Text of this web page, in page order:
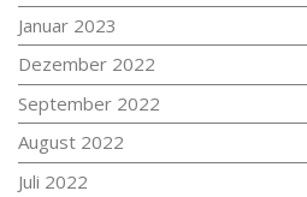
Januar 2023
Dezember 2022
September 2022
August 2022
Juli 2022